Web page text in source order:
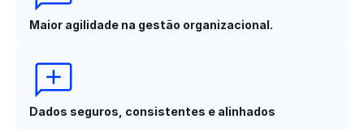
Maior agilidade na gestão organizacional.
Dados seguros, consistentes e alinhados